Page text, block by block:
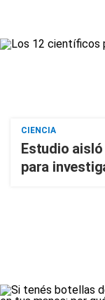
CIENCIA
Estudio
para